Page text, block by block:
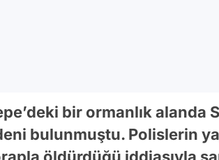
bir ormanlık alanda
bulunmuştu. Polislerin